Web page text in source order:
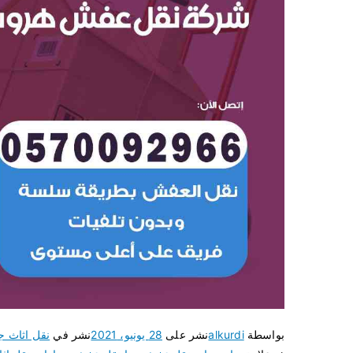
بواسطةalkurdiنشر على 28 يونيو، 2021 نشر في نقل اثاث